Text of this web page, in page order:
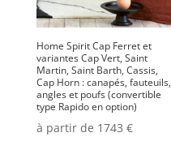
Home Spirit Cap Ferret et
variantes Cap Vert, Saint
Martin, Saint Barth, Cassis,
Cap Horn : canapés, fauteuils,
angles et poufs (convertible
type Rapido en option)
à partir de 1743 €